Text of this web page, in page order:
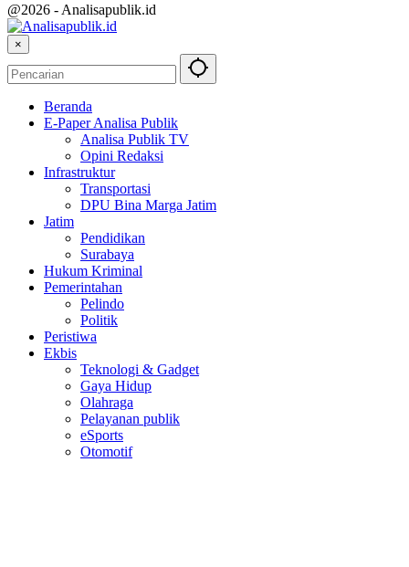
@2026 - Analisapublik.id
×
Beranda
E-Paper Analisa Publik
Analisa Publik TV
Opini Redaksi
Infrastruktur
Transportasi
DPU Bina Marga Jatim
Jatim
Pendidikan
Surabaya
Hukum Kriminal
Pemerintahan
Pelindo
Politik
Peristiwa
Ekbis
Teknologi & Gadget
Gaya Hidup
Olahraga
Pelayanan publik
eSports
Otomotif